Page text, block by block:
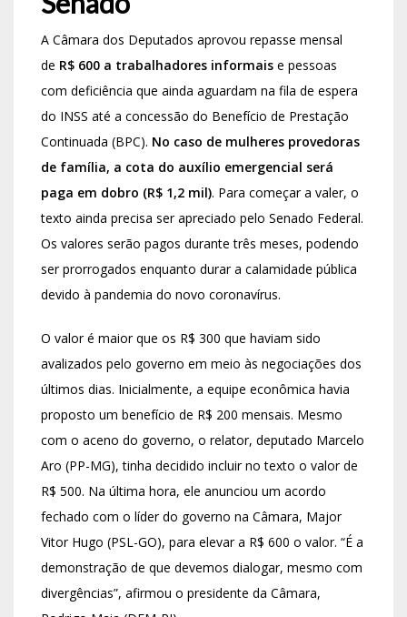
A Câmara dos Deputados aprovou repasse mensal
de R$ 600 a trabalhadores informais e pessoas
com deficiência que ainda aguardam na fila de espera
do INSS até a concessão do Benefício de Prestação
Continuada (BPC). No caso de mulheres provedoras
de família, a cota do auxílio emergencial será
paga em dobro (R$ 1,2 mil). Para começar a valer, o
texto ainda precisa ser apreciado pelo Senado Federal.
Os valores serão pagos durante três meses, podendo
ser prorrogados enquanto durar a calamidade pública
devido à pandemia do novo coronavírus.
O valor é maior que os R$ 300 que haviam sido
avalizados pelo governo em meio às negociações dos
últimos dias. Inicialmente, a equipe econômica havia
proposto um benefício de R$ 200 mensais. Mesmo
com o aceno do governo, o relator, deputado Marcelo
Aro (PP-MG), tinha decidido incluir no texto o valor de
R$ 500. Na última hora, ele anunciou um acordo
fechado com o líder do governo na Câmara, Major
Vitor Hugo (PSL-GO), para elevar a R$ 600 o valor. “É a
demonstração de que devemos dialogar, mesmo com
divergências”, afirmou o presidente da Câmara,